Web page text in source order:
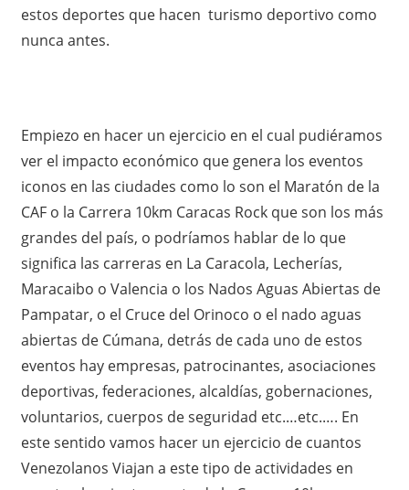
estos deportes que hacen turismo deportivo como
nunca antes.
Empiezo en hacer un ejercicio en el cual pudiéramos
ver el impacto económico que genera los eventos
iconos en las ciudades como lo son el Maratón de la
CAF o la Carrera 10km Caracas Rock que son los más
grandes del país, o podríamos hablar de lo que
significa las carreras en La Caracola, Lecherías,
Maracaibo o Valencia o los Nados Aguas Abiertas de
Pampatar, o el Cruce del Orinoco o el nado aguas
abiertas de Cúmana, detrás de cada uno de estos
eventos hay empresas, patrocinantes, asociaciones
deportivas, federaciones, alcaldías, gobernaciones,
voluntarios, cuerpos de seguridad etc.…etc.…. En
este sentido vamos hacer un ejercicio de cuantos
Venezolanos Viajan a este tipo de actividades en